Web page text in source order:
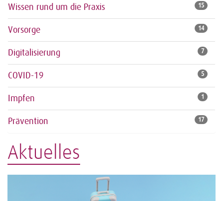
Wissen rund um die Praxis 15
Vorsorge 14
Digitalisierung 7
COVID-19 5
Impfen 1
Prävention 17
Aktuelles